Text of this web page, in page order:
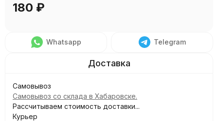
180 ₽
Whatsapp Telegram
Самовывоз
Самовывоз со склада в Хабаровске.
Рассчитываем стоимость доставки...
Курьер